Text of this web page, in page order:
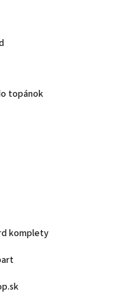
topánok
komplety